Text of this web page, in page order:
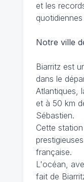
et les
Notre ville
Biarritz est
dans le
Atlantiques,
et à 50 km
Sébastien.
Cette
française.
L'océan,
fait de